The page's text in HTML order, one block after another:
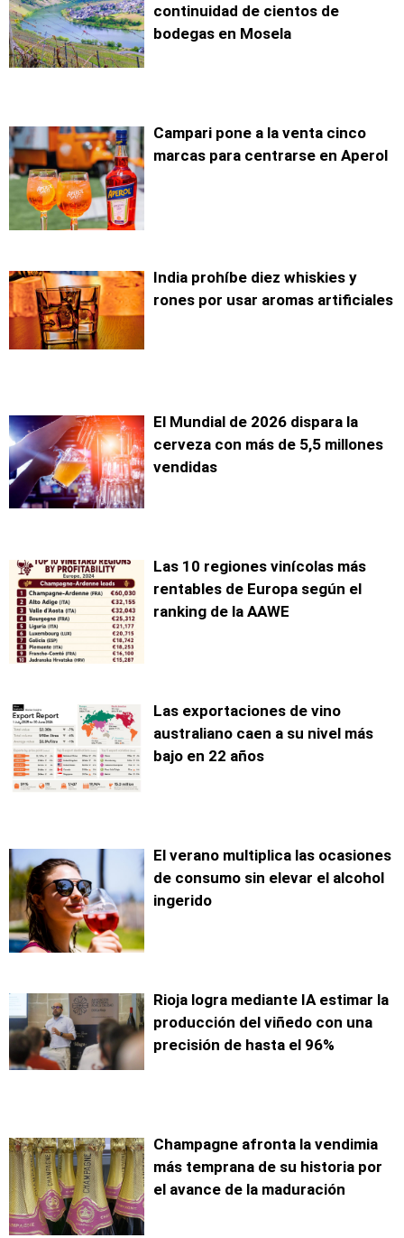
continuidad de cientos de
bodegas en Mosela
Campari pone a la venta cinco
marcas para centrarse en Aperol
India prohíbe diez whiskies y
rones por usar aromas artificiales
El Mundial de 2026 dispara la
cerveza con más de 5,5 millones
vendidas
Las 10 regiones vinícolas más
rentables de Europa según el
ranking de la AAWE
Las exportaciones de vino
australiano caen a su nivel más
bajo en 22 años
El verano multiplica las ocasiones
de consumo sin elevar el alcohol
ingerido
Rioja logra mediante IA estimar la
producción del viñedo con una
precisión de hasta el 96%
Champagne afronta la vendimia
más temprana de su historia por
el avance de la maduración